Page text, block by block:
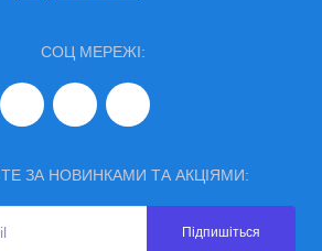
СОЦ МЕРЕЖІ:
ЗА НОВИНКАМИ ТА АКЦІЯМИ:
Підпишіться